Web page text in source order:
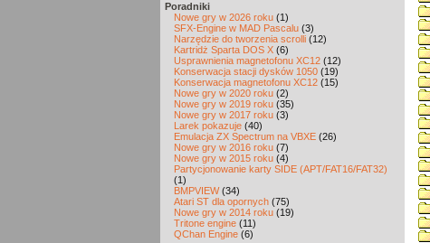
Poradniki
Nowe gry w 2026 roku (1)
SFX-Engine w MAD Pascalu (3)
Narzędzie do tworzenia scrolli (12)
Kartridż Sparta DOS X (6)
Usprawnienia magnetofonu XC12 (12)
Konserwacja stacji dysków 1050 (19)
Konserwacja magnetofonu XC12 (15)
Nowe gry w 2020 roku (2)
Nowe gry w 2019 roku (35)
Nowe gry w 2017 roku (3)
Larek pokazuje (40)
Emulacja ZX Spectrum na VBXE (26)
Nowe gry w 2016 roku (7)
Nowe gry w 2015 roku (4)
Partycjonowanie karty SIDE (APT/FAT16/FAT32)
(1)
BMPVIEW(34)
Atari ST dla opornych (75)
Nowe gry w 2014 roku (19)
Tritone engine (11)
QChan Engine (6)